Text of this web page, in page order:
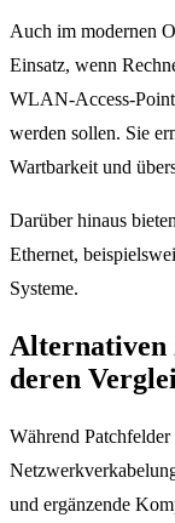
Auch im modernen
Einsatz, wenn
WLAN-Access-
werden sollen. Sie
Wartbarkeit und
Darüber hinaus
Ethernet,
Systeme.
Alternativen
deren
Während
und ergänzende